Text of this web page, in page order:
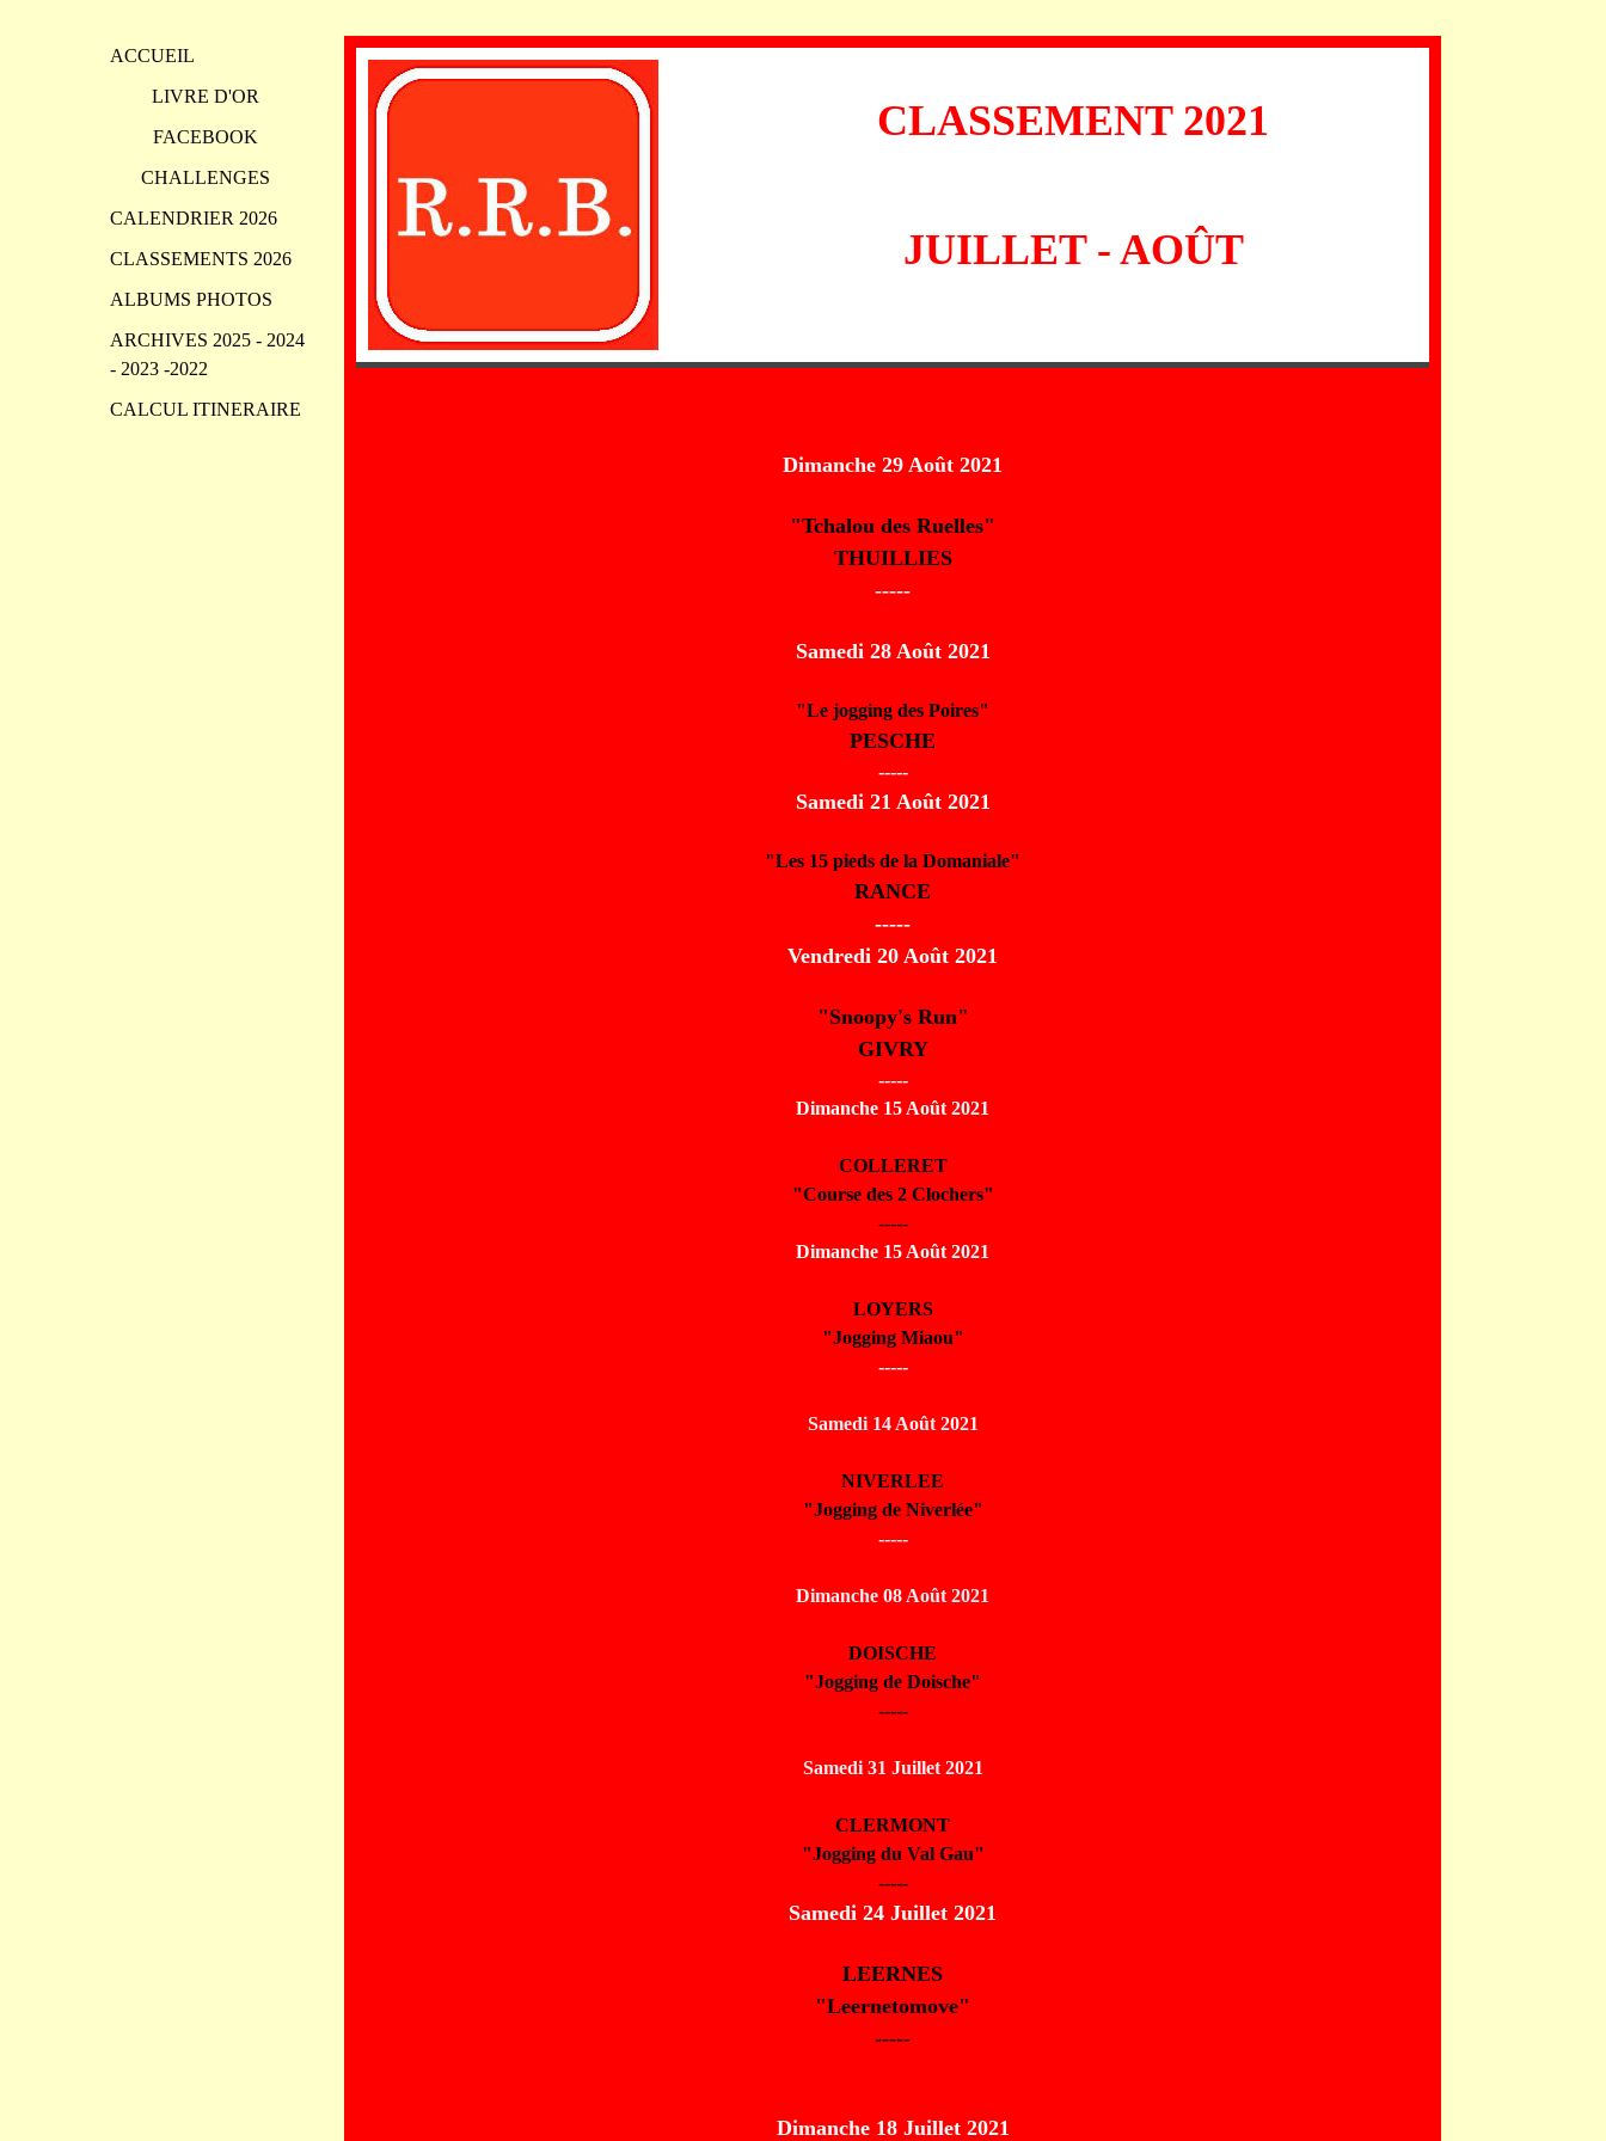
ACCUEIL
LIVRE D'OR
FACEBOOK
CHALLENGES
CALENDRIER 2026
CLASSEMENTS 2026
ALBUMS PHOTOS
ARCHIVES 2025 - 2024
- 2023 -2022
CALCUL ITINERAIRE
CLASSEMENT 2021
JUILLET - AOÛT
Dimanche 29 Août 2021
"Tchalou des Ruelles"
THUILLIES
-----
Samedi 28 Août 2021
"Le jogging des Poires"
PESCHE
-----
Samedi 21 Août 2021
"Les 15 pieds de la Domaniale"
RANCE
-----
Vendredi 20 Août 2021
"Snoopy's Run"
GIVRY
-----
Dimanche 15 Août 2021
COLLERET
"Course des 2 Clochers"
-----
Dimanche 15 Août 2021
LOYERS
"Jogging Miaou"
-----
Samedi 14 Août 2021
NIVERLEE
"Jogging de Niverlée"
-----
Dimanche 08 Août 2021
DOISCHE
"Jogging de Doische"
-----
Samedi 31 Juillet 2021
CLERMONT
"Jogging du Val Gau"
-----
Samedi 24 Juillet 2021
LEERNES
"Leernetomove"
-----
Dimanche 18 Juillet 2021